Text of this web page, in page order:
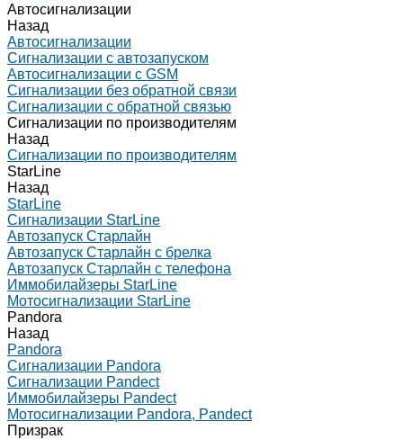
Автосигнализации
Назад
Автосигнализации
Сигнализации с автозапуском
Автосигнализации с GSM
Сигнализации без обратной связи
Сигнализации с обратной связью
Сигнализации по производителям
Назад
Сигнализации по производителям
StarLine
Назад
StarLine
Сигнализации StarLine
Автозапуск Старлайн
Автозапуск Старлайн с брелка
Автозапуск Старлайн с телефона
Иммобилайзеры StarLine
Мотосигнализации StarLine
Pandora
Назад
Pandora
Сигнализации Pandora
Сигнализации Pandect
Иммобилайзеры Pandect
Мотосигнализации Pandora, Pandect
Призрак